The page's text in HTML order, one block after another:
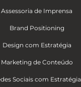
Assessoria de Imprensa
Brand Positioning
Design com Estratégia
Marketing de Conteúdo
Sociais com Estratégia